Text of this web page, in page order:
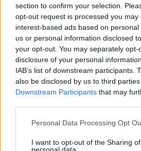
section to confirm your selection.
opt-out request is processed you may
interest-based ads based on
us or personal information disclosed
your opt-out. You may separately
disclosure of your personal
IAB’s list of downstream participants.
also be disclosed by us to third
Downstream Participants that may
Please note that this website/app
not limited to your visit or usage
Personal Data Processing Opt
I want to opt-out of the Sharing
personal data.